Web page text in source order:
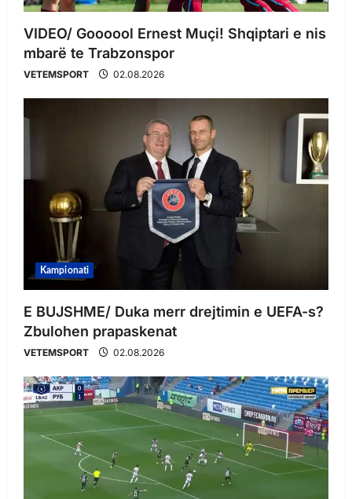
VIDEO/ Goooool Ernest Muçi! Shqiptari e nis
mbarë te Trabzonspor
VETEMSPORT 02.08.2026
Kampionati
E BUJSHME/ Duka merr drejtimin e UEFA-s?
Zbulohen prapaskenat
VETEMSPORT 02.08.2026